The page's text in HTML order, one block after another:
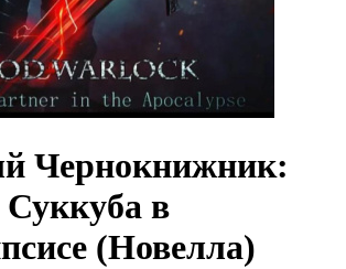
Чернокнижник:
в
(Новелла)